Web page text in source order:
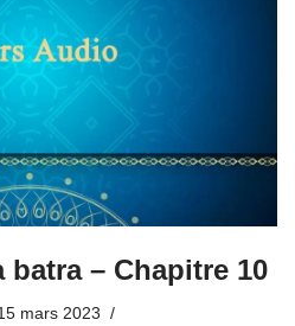
batra – Chapitre 10
mars 2023